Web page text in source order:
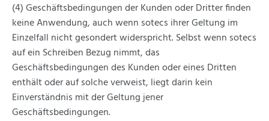
(4) Geschäftsbedingungen der Kunden oder Dritter finden
keine Anwendung, auch wenn sotecs ihrer Geltung im
Einzelfall nicht gesondert widerspricht. Selbst wenn sotecs
auf ein Schreiben Bezug nimmt, das
Geschäftsbedingungen des Kunden oder eines Dritten
enthält oder auf solche verweist, liegt darin kein
Einverständnis mit der Geltung jener
Geschäftsbedingungen.